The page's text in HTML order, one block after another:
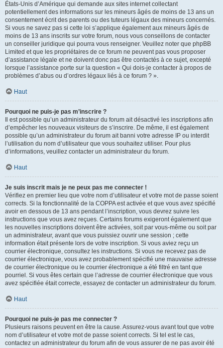
États-Unis d’Amérique qui demande aux sites internet collectant
potentiellement des informations sur les mineurs âgés de moins de 13 ans un
consentement écrit des parents ou des tuteurs légaux des mineurs concernés.
Si vous ne savez pas si cette loi s’applique également aux mineurs âgés de
moins de 13 ans inscrits sur votre forum, nous vous conseillons de contacter
un conseiller juridique qui pourra vous renseigner. Veuillez noter que phpBB
Limited et que les propriétaires de ce forum ne peuvent pas vous proposer
d’assistance légale et ne doivent donc pas être contactés à ce sujet, excepté
lorsque l’assistance porte sur la question « Qui dois-je contacter à propos de
problèmes d’abus ou d’ordres légaux liés à ce forum ? ».
Haut
Pourquoi ne puis-je pas m’inscrire ?
Il est possible qu’un administrateur du forum ait désactivé les inscriptions afin
d’empêcher les nouveaux visiteurs de s’inscrire. De même, il est également
possible qu’un administrateur du forum ait banni votre adresse IP ou interdit
l’utilisation du nom d’utilisateur que vous souhaitez utiliser. Pour plus
d’informations, veuillez contacter un administrateur du forum.
Haut
Je suis inscrit mais je ne peux pas me connecter !
Vérifiez en premier lieu que votre nom d’utilisateur et votre mot de passe soient
corrects. Si la fonctionnalité de la COPPA est activée et que vous avez spécifié
avoir en dessous de 13 ans pendant l’inscription, vous devrez suivre les
instructions que vous avez reçues. Certains forums exigeront également que
les nouvelles inscriptions doivent être activées, soit par vous-même ou soit par
un administrateur, avant que vous puissiez ouvrir une session ; cette
information était présente lors de votre inscription. Si vous aviez reçu un
courrier électronique, consultez les instructions. Si vous ne recevez pas de
courrier électronique, vous avez probablement spécifié une mauvaise adresse
de courrier électronique ou le courrier électronique a été filtré en tant que
pourriel. Si vous êtes certain que l’adresse de courrier électronique que vous
avez spécifiée était correcte, essayez de contacter un administrateur du forum.
Haut
Pourquoi ne puis-je pas me connecter ?
Plusieurs raisons peuvent en être la cause. Assurez-vous avant tout que votre
nom d’utilisateur et votre mot de passe soient corrects. Si tel est le cas,
contactez un administrateur du forum afin de vous assurer de ne pas avoir été